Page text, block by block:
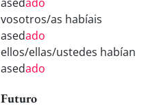
vosotros/as habíais
asedado
ellos/ellas/ustedes habían
asedado
Futuro